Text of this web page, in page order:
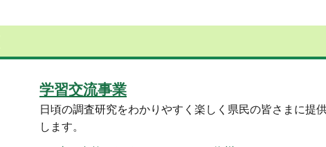
学習交流事業
日頃の調査研究をわかりやすく楽しく県民の皆さまに提
します。